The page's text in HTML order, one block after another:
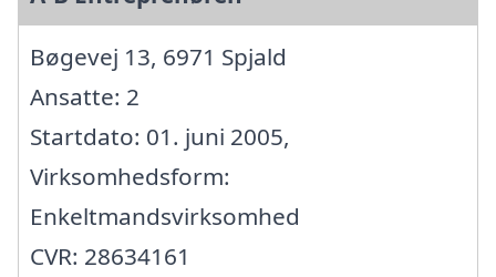
Bøgevej 13, 6971 Spjald
Ansatte: 2
Startdato: 01. juni 2005,
Virksomhedsform:
Enkeltmandsvirksomhed
CVR: 28634161